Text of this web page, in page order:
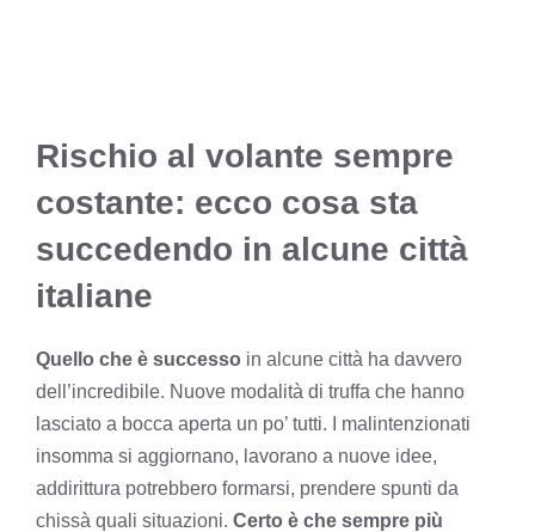
Rischio al volante sempre
costante: ecco cosa sta
succedendo in alcune città
italiane
Quello che è successo in alcune città ha davvero
dell’incredibile. Nuove modalità di truffa che hanno
lasciato a bocca aperta un po’ tutti. I malintenzionati
insomma si aggiornano, lavorano a nuove idee,
addirittura potrebbero formarsi, prendere spunti da
chissà quali situazioni. Certo è che sempre più